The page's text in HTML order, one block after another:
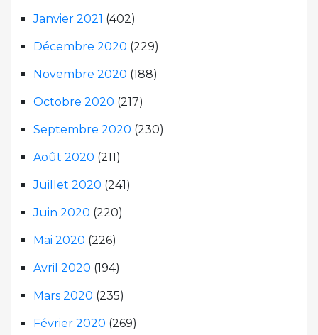
Janvier 2021 (402)
Décembre 2020 (229)
Novembre 2020 (188)
Octobre 2020 (217)
Septembre 2020 (230)
Août 2020 (211)
Juillet 2020 (241)
Juin 2020 (220)
Mai 2020 (226)
Avril 2020 (194)
Mars 2020 (235)
Février 2020 (269)